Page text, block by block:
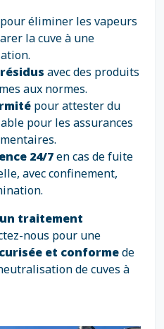
pour éliminer les vapeurs
la cuve à une
avec des produits
aux normes.
pour attester du
pour les assurances
24/7en cas de fuite
avec confinement,
traitement
nous pour une
et conformede
de cuves à